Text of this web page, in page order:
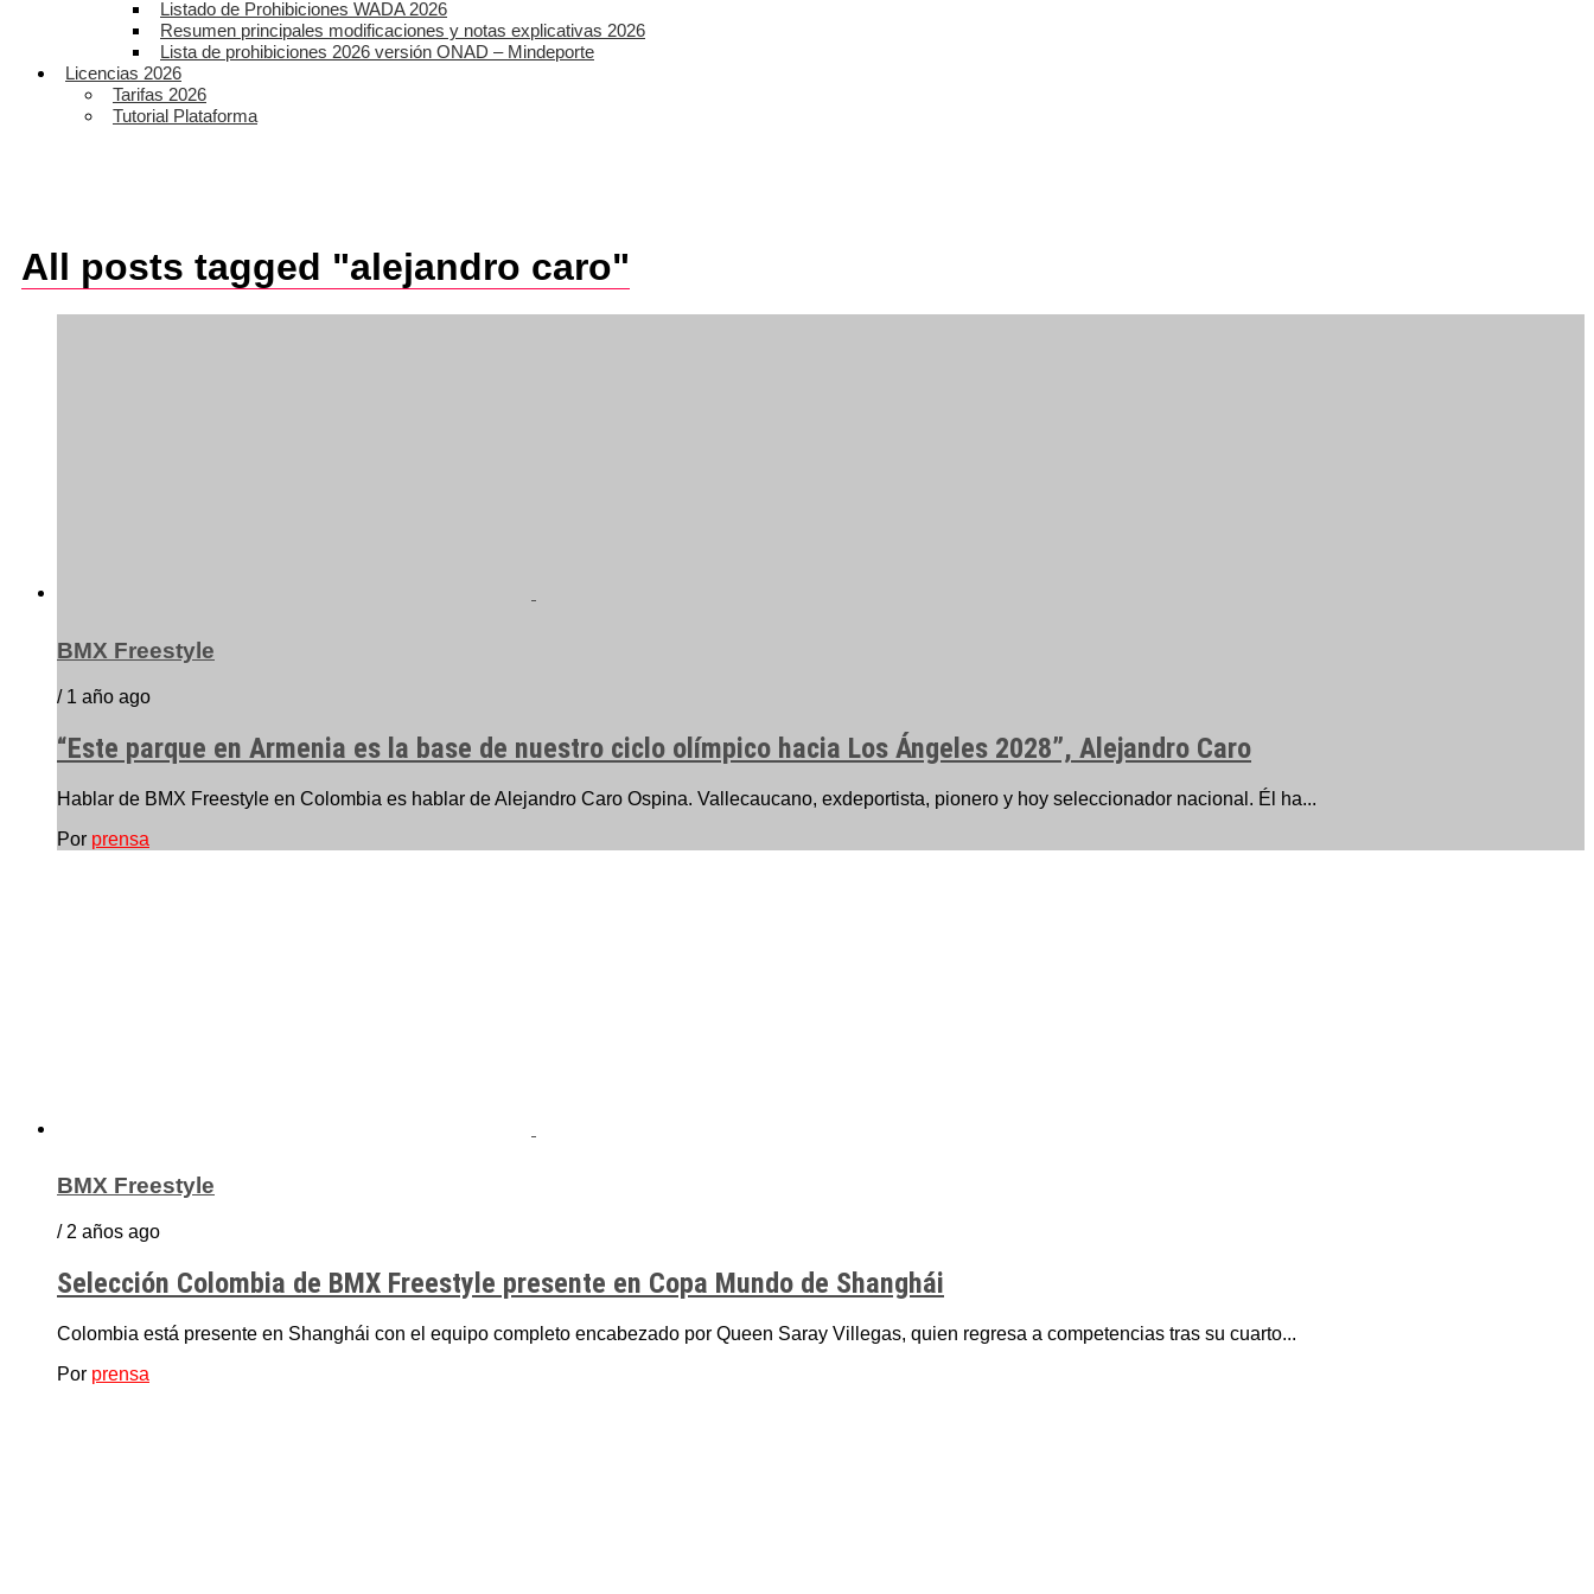
Listado de Prohibiciones WADA 2026
Resumen principales modificaciones y notas explicativas 2026
Lista de prohibiciones 2026 versión ONAD – Mindeporte
Licencias 2026
Tarifas 2026
Tutorial Plataforma
All posts tagged "alejandro caro"
BMX Freestyle
/ 1 año ago
“Este parque en Armenia es la base de nuestro ciclo olímpico hacia Los Ángeles 2028”, Alejandro Caro
Hablar de BMX Freestyle en Colombia es hablar de Alejandro Caro Ospina. Vallecaucano, exdeportista, pionero y hoy seleccionador nacional. Él ha...
Por prensa
BMX Freestyle
/ 2 años ago
Selección Colombia de BMX Freestyle presente en Copa Mundo de Shanghái
Colombia está presente en Shanghái con el equipo completo encabezado por Queen Saray Villegas, quien regresa a competencias tras su cuarto...
Por prensa